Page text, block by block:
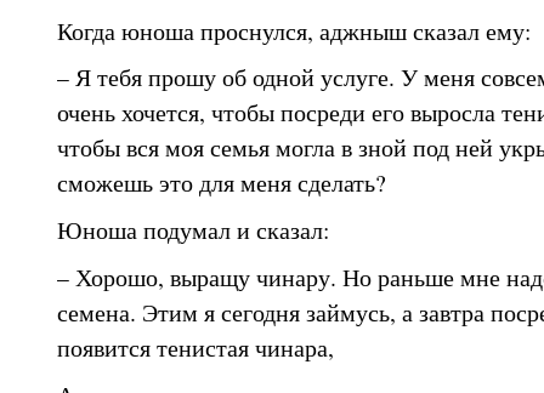
Когда юноша проснулся, аджныш сказал ему:
– Я тебя прошу об одной услуге. У меня
очень хочется, чтобы посреди его выросла
чтобы вся моя семья могла в зной под ней
сможешь это для меня сделать?
Юноша подумал и сказал:
– Хорошо, выращу чинару. Но раньше мне
семена. Этим я сегодня займусь, а завтра
появится тенистая чинара,